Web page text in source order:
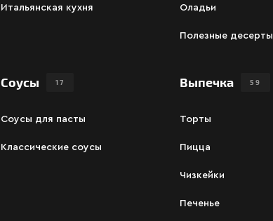
Итальянская кухня Оладьи
Полезные десерты
Соусы 17
Соусы для пасты
Классические соусы
Выпечка 59
Торты
Пицца
Чизкейки
Печенье